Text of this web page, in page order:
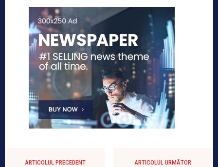
ARTICOLUL PRECEDENT ARTICOLUL URMĂTOR